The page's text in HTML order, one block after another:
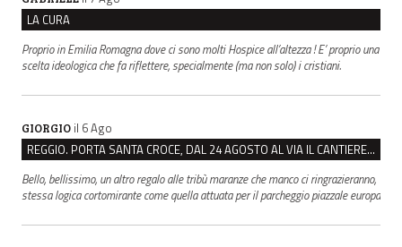
LA CURA
Proprio in Emilia Romagna dove ci sono molti Hospice all’altezza ! E’ proprio una
scelta ideologica che fa riflettere, specialmente (ma non solo) i cristiani.
GIORGIO il 6 Ago
REGGIO. PORTA SANTA CROCE, DAL 24 AGOSTO AL VIA IL CANTIERE PER IL NUOVO COLLETTORE FOGNARIO
Bello, bellissimo, un altro regalo alle tribù maranze che manco ci ringrazieranno,
stessa logica cortomirante come quella attuata per il parcheggio piazzale europa